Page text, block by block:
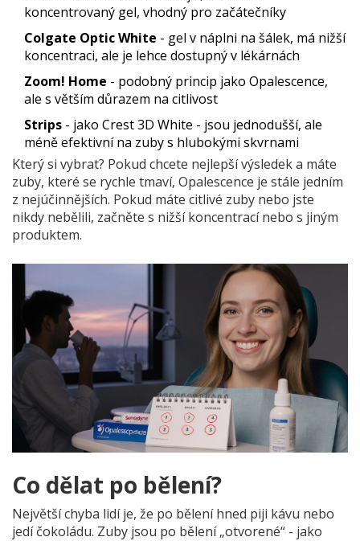
koncentrovaný gel, vhodný pro začátečníky
Colgate Optic White - gel v náplni na šálek, má nižší
koncentraci, ale je lehce dostupný v lékárnách
Zoom! Home - podobný princip jako Opalescence,
ale s větším důrazem na citlivost
Strips - jako Crest 3D White - jsou jednodušší, ale
méně efektivní na zuby s hlubokými skvrnami
Který si vybrat? Pokud chcete nejlepší výsledek a máte
zuby, které se rychle tmaví, Opalescence je stále jedním
z nejúčinnějších. Pokud máte citlivé zuby nebo jste
nikdy nebělili, začněte s nižší koncentrací nebo s jiným
produktem.
Co dělat po bělení?
Největší chyba lidí je, že po bělení hned piji kávu nebo
jedí čokoládu. Zuby jsou po bělení „otvorené“ - jako